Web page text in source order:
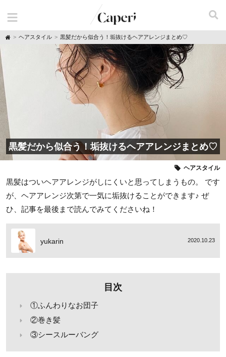
H
ヘアスタイル 黒髪だから似合う！垢抜けるヘアアレンジまとめ♡
黒髪だから似合う！垢抜けるヘアアレンジまとめ♡
ヘアスタイル
黒髪はついヘアアレンジがしにくいと思ってしまうもの。 です
が、ヘアアレンジ次第で一気に垢抜けることができます♪ ぜ
ひ、記事を最後まで読んでみてくださいね！
yukarin 2020.10.23
目次
①ふんわりなお団子
②巻き髪
③シースルーバング